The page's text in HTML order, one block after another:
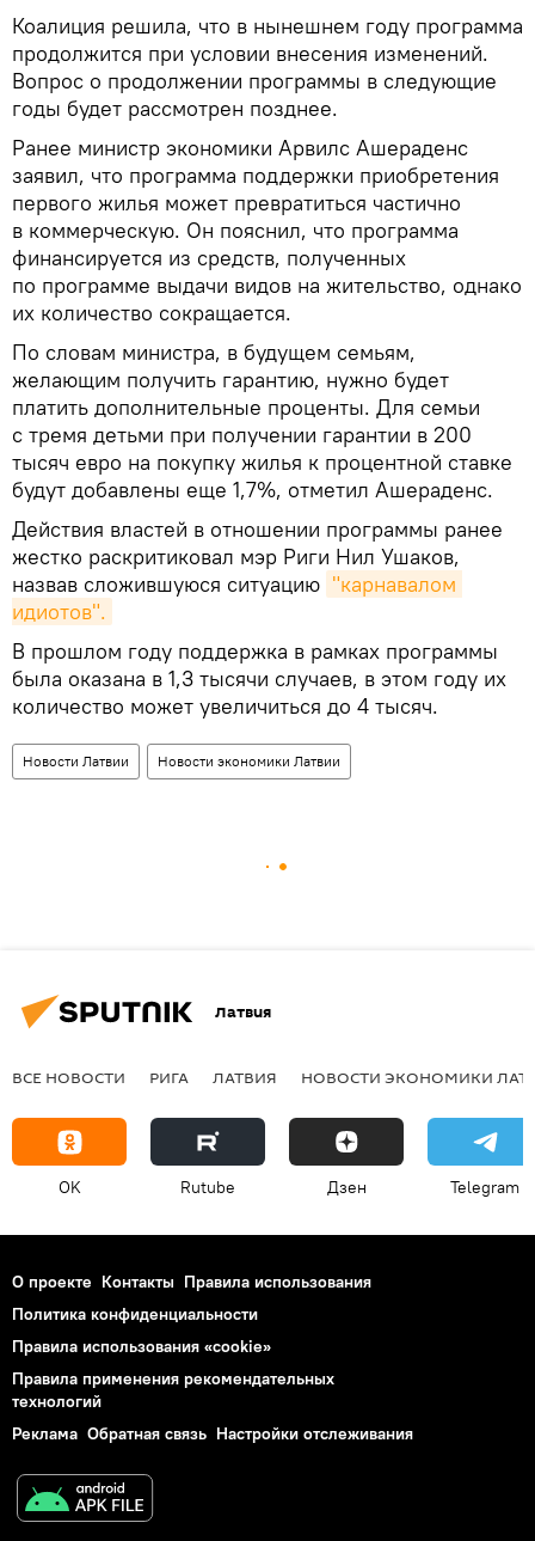
Коалиция решила, что в нынешнем году программа
продолжится при условии внесения изменений.
Вопрос о продолжении программы в следующие
годы будет рассмотрен позднее.
Ранее министр экономики Арвилс Ашераденс
заявил, что программа поддержки приобретения
первого жилья может превратиться частично
в коммерческую. Он пояснил, что программа
финансируется из средств, полученных
по программе выдачи видов на жительство, однако
их количество сокращается.
По словам министра, в будущем семьям,
желающим получить гарантию, нужно будет
платить дополнительные проценты. Для семьи
с тремя детьми при получении гарантии в 200
тысяч евро на покупку жилья к процентной ставке
будут добавлены еще 1,7%, отметил Ашераденс.
Действия властей в отношении программы ранее
жестко раскритиковал мэр Риги Нил Ушаков,
назвав сложившуюся ситуацию "карнавалом
идиотов".
В прошлом году поддержка в рамках программы
была оказана в 1,3 тысячи случаев, в этом году их
количество может увеличиться до 4 тысяч.
Новости Латвии Новости экономики Латвии
Латвия
ВСЕ НОВОСТИ РИГА ЛАТВИЯ НОВОСТИ ЭКОНОМИКИ
OK Rutube Дзен Telegram
О проекте Контакты Правила использования
Политика конфиденциальности
Правила использования «cookie»
Правила применения рекомендательных
технологий
Реклама Обратная связь Настройки отслеживания